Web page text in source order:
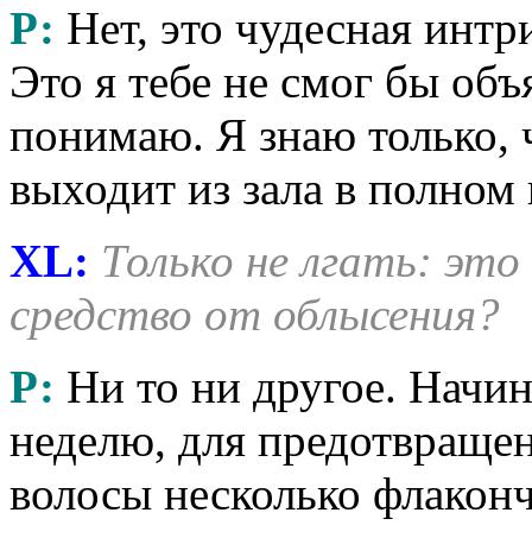
Р: Нет, это чудесная
Это я тебе не смог бы
понимаю. Я знаю только,
выходит из зала в полном
XL: Только не лгать:
средство от облысения?
Р: Ни то ни другое.
неделю, для
волосы несколько